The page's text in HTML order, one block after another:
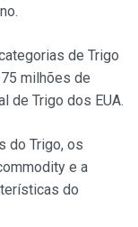
de Trigo
milhões de
de Trigo dos EUA.
do Trigo, os
e a
do